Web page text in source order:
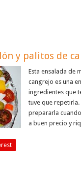
y palitos de
Esta ensalada de
cangrejo es una
ingredientes que
tuve que repetirla.
prepararla
a buen precio y